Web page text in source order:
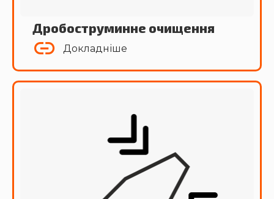
Дробоструминне очищення
Докладніше